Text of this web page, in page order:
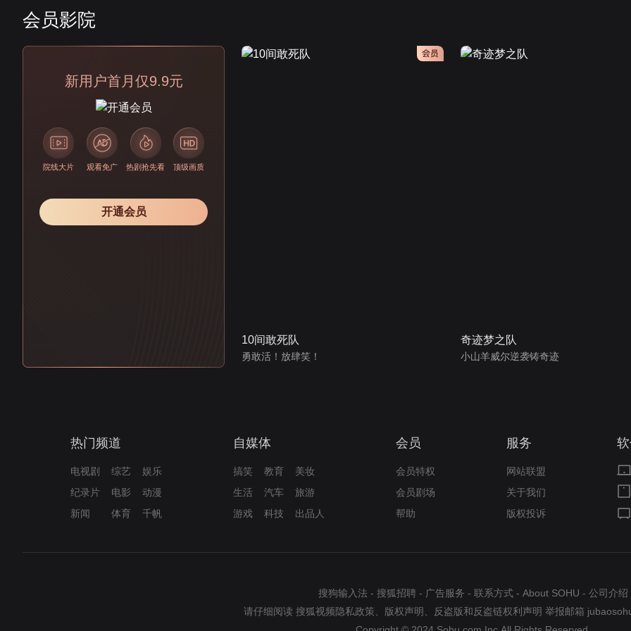
会员影院
新用户首月仅9.9元
院线大片 观看免广 热剧抢先看 顶级画质
开通会员
会员
10间敢死队
勇敢活！放肆笑！
奇迹梦之队
小山羊威尔逆袭铸奇迹
热门频道
电视剧 综艺
娱乐
纪录片
电影
动漫
新闻
体育 千帆
自媒体
搞笑 教育
美妆
生活
汽车
旅游
游戏
科技 出品人
会员
会员特权
会员剧场
帮助
服务
网站联盟
关于我们
版权投诉
搜狗输入法 - 搜狐招聘 - 广告服务 - 联系方式 - About SOHU - 公司介绍
请仔细阅读 搜狐视频隐私政策 版权声明 反盗版和反盗链权利声明 举报邮箱